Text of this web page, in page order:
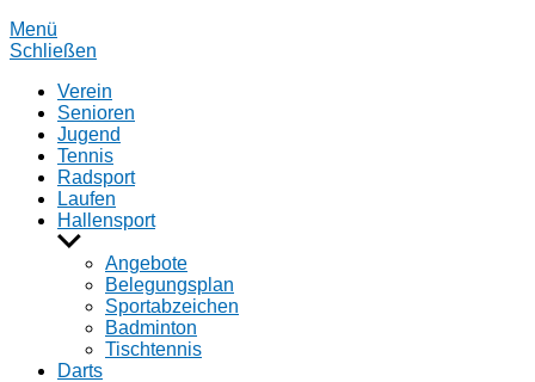
Menü
Schließen
Verein
Senioren
Jugend
Tennis
Radsport
Laufen
Hallensport
Untermenü
anzeigenAngebote
Belegungsplan
Sportabzeichen
Badminton
Tischtennis
Darts